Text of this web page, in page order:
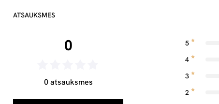
ATSAUKSMES
0
0 atsauksmes
5
4
3
2